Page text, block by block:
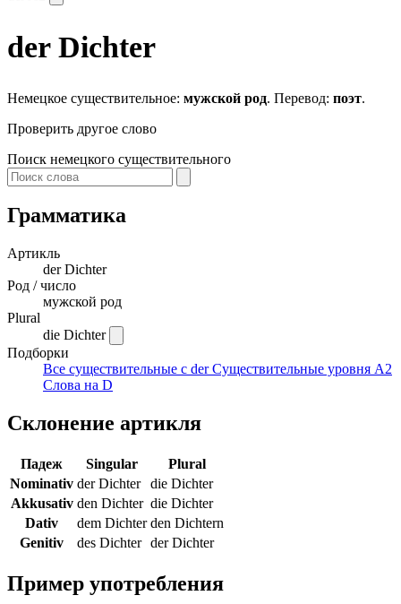
derDichter
Немецкое существительное: мужской род. Перевод: поэт.
Проверить другое слово
Поиск немецкого существительного
Грамматика
Артикль
derDichter
Род / число
мужской род
Plural
die Dichter
Подборки
Все существительные с derСуществительные уровня A2
Слова на D
Склонение артикля
Падеж Singular
Plural
Nominativ der Dichter
die Dichter
Akkusativ den Dichter die Dichter
Dativ
dem Dichter den Dichtern
Genitiv
des Dichter der Dichter
Пример употребления